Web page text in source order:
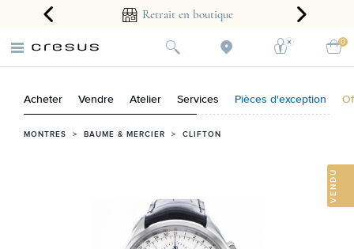
2 ans Retrait en boutique
0
Acheter Vendre Atelier Services Pièces d'exception
MONTRES > BAUME & MERCIER > CLIFTON
VENDU